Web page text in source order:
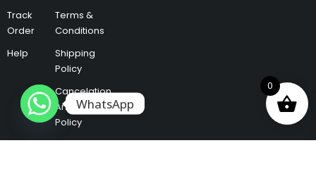
Track
Order
Help
Terms &
Conditions
Shipping
Policy
Cancelation
And Refund
Policy
0
WhatsApp